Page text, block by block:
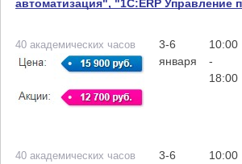
автоматизация", "1С:ERP Управление
40 академических часов
3-6
января
10:00
-
18:00
40 академических часов
3-6
10:00